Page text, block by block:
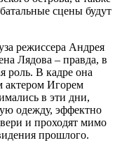
сцены будут
режиссера Андрея
Лядова – правда, в
роль. В кадре она
актером Игорем
в эти дни,
одежду, эффектно
и проходят мимо
прошлого.